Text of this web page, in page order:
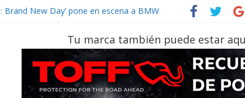
Brand New Day’ pone en escena a BMW
47ª, recorre 7 provincias en 8 días
Bolden para cubrir las rutas de La Vuelta
gana protagonismo a la hora de decidir
Tu marca también puede estar